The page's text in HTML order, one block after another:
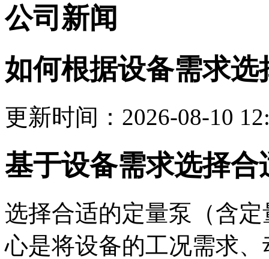
公司新闻
如何根据设备需求
更新时间：2026-08-10
基于设备需求选择
选择合适的定量泵（含
心是将设备的工况需求